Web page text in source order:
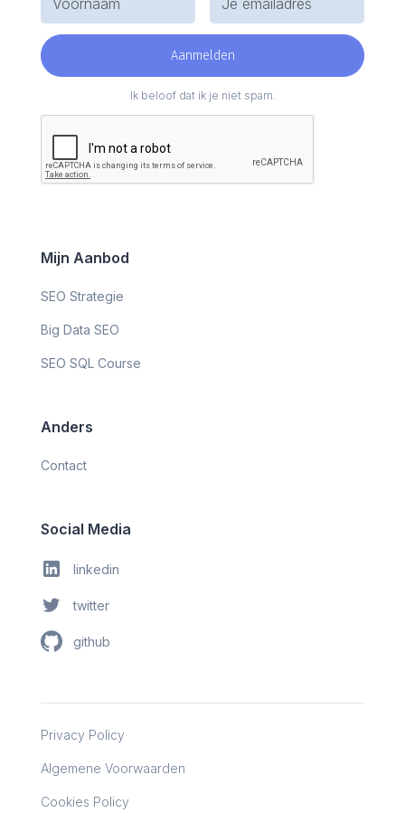
Ik beloof dat ik je niet spam.
Mijn Aanbod
SEO Strategie
Big Data SEO
SEO SQL Course
Anders
Contact
Social Media
linkedin
twitter
github
Privacy Policy
Algemene Voorwaarden
Cookies Policy